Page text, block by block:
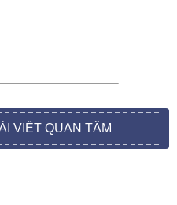
VIẾT QUAN TÂM